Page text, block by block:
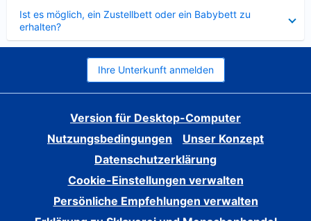
Ist es möglich, ein Zustellbett oder ein Babybett zu
erhalten?
Ihre Unterkunft anmelden
Version für Desktop-Computer
Nutzungsbedingungen
Unser Konzept
Datenschutzerklärung
Cookie-Einstellungen verwalten
Persönliche Empfehlungen verwalten